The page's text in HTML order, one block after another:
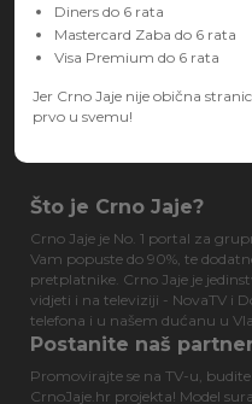
Diners do 6 rata
Mastercard Zaba do 6 rata
Visa Premium do 6 rata
Jer Crno Jaje nije obična
prvo u svemu!
Što je Crno Jaje?
Crno Jaje je No. 1 portal za
Vam popuste do 90%, te
pretplatnike. Crno Jaje je
vidjeti i na televiziji - NovaTV i
telefona i u našem dućanu u
Postanite naš
Promovirajte se na TV-u,
CrnoJaje.hr projekta! Model